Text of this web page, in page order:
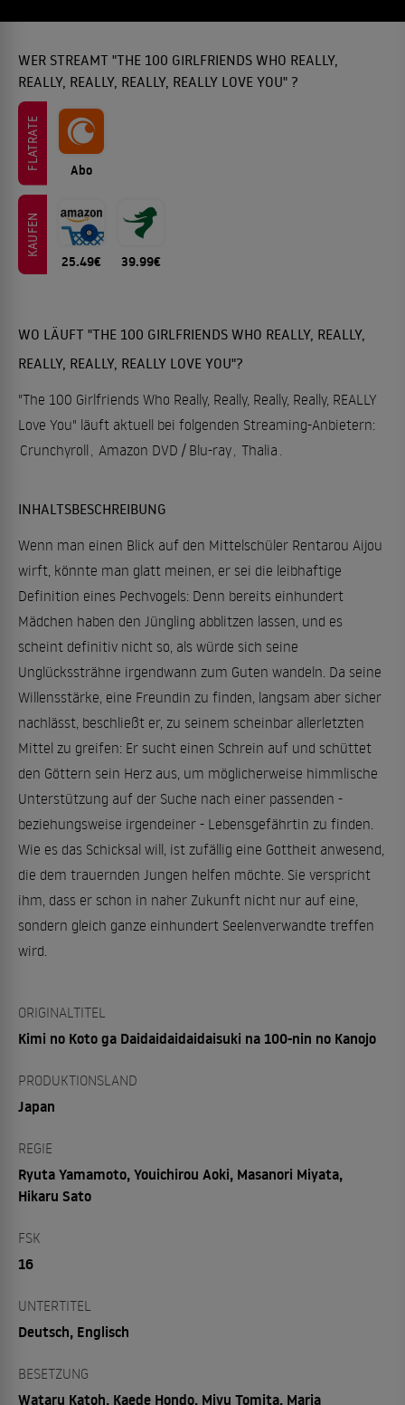
WER STREAMT "THE 100 GIRLFRIENDS WHO REALLY,
REALLY, REALLY, REALLY, REALLY LOVE YOU" ?
FLATRATE Abo
KAUFEN
25.49€ 39.99€
WO LÄUFT "THE 100 GIRLFRIENDS WHO REALLY, REALLY,
REALLY, REALLY, REALLY LOVE YOU"?
"The 100 Girlfriends Who Really, Really, Really, Really, REALLY
Love You" läuft aktuell bei folgenden Streaming-Anbietern:
Crunchyroll
Amazon DVD / Blu-ray Thalia
INHALTSBESCHREIBUNG
Wenn man einen Blick auf den Mittelschüler Rentarou Aijou
wirft, könnte man glatt meinen, er sei die leibhaftige
Definition eines Pechvogels: Denn bereits einhundert
Mädchen haben den Jüngling abblitzen lassen, und es
scheint definitiv nicht so, als würde sich seine
Unglückssträhne irgendwann zum Guten wandeln. Da seine
Willensstärke, eine Freundin zu finden, langsam aber sicher
nachlässt, beschließt er, zu seinem scheinbar allerletzten
Mittel zu greifen: Er sucht einen Schrein auf und schüttet
den Göttern sein Herz aus, um möglicherweise himmlische
Unterstützung auf der Suche nach einer passenden -
beziehungsweise irgendeiner - Lebensgefährtin zu finden.
Wie es das Schicksal will, ist zufällig eine Gottheit anwesend,
die dem trauernden Jungen helfen möchte. Sie verspricht
ihm, dass er schon in naher Zukunft nicht nur auf eine,
sondern gleich ganze einhundert Seelenverwandte treffen
wird.
ORIGINALTITEL
Kimi no Koto ga Daidaidaidaidaisuki na 100-nin no Kanojo
PRODUKTIONSLAND
Japan
REGIE
Ryuta Yamamoto, Youichirou Aoki, Masanori Miyata,
Hikaru Sato
FSK
16
UNTERTITEL
Deutsch, Englisch
BESETZUNG
Wataru Katoh, Kaede Hondo, Miyu Tomita, Maria